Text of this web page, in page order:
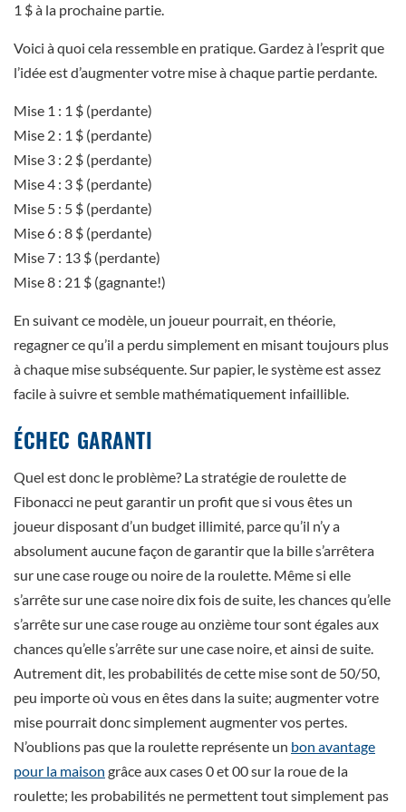
1 $ à la prochaine partie.
Voici à quoi cela ressemble en pratique. Gardez à l’esprit que
l’idée est d’augmenter votre mise à chaque partie perdante.
Mise 1 : 1 $ (perdante)
Mise 2 : 1 $ (perdante)
Mise 3 : 2 $ (perdante)
Mise 4 : 3 $ (perdante)
Mise 5 : 5 $ (perdante)
Mise 6 : 8 $ (perdante)
Mise 7 : 13 $ (perdante)
Mise 8 : 21 $ (gagnante!)
En suivant ce modèle, un joueur pourrait, en théorie,
regagner ce qu’il a perdu simplement en misant toujours plus
à chaque mise subséquente. Sur papier, le système est assez
facile à suivre et semble mathématiquement infaillible.
ÉCHEC GARANTI
Quel est donc le problème? La stratégie de roulette de
Fibonacci ne peut garantir un profit que si vous êtes un
joueur disposant d’un budget illimité, parce qu’il n’y a
absolument aucune façon de garantir que la bille s’arrêtera
sur une case rouge ou noire de la roulette. Même si elle
s’arrête sur une case noire dix fois de suite, les chances qu’elle
s’arrête sur une case rouge au onzième tour sont égales aux
chances qu’elle s’arrête sur une case noire, et ainsi de suite.
Autrement dit, les probabilités de cette mise sont de 50/50,
peu importe où vous en êtes dans la suite; augmenter votre
mise pourrait donc simplement augmenter vos pertes.
N’oublions pas que la roulette représente un bon avantage
pour la maison grâce aux cases 0 et 00 sur la roue de la
roulette; les probabilités ne permettent tout simplement pas